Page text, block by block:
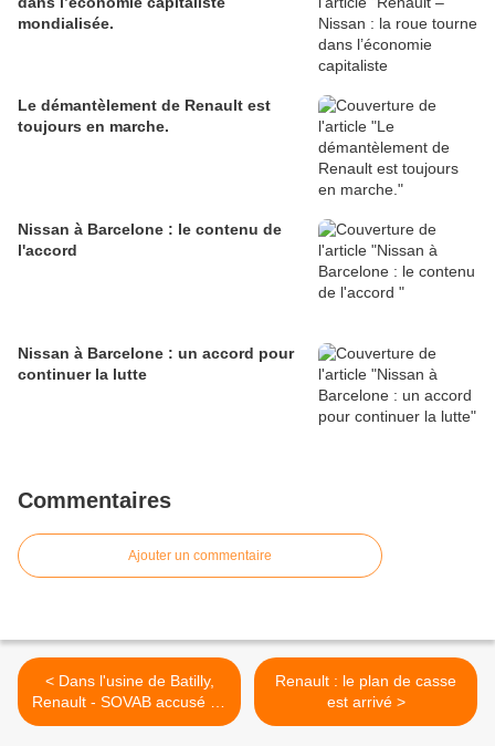
mondialisée.
Le démantèlement de Renault est
toujours en marche.
Nissan à Barcelone : le contenu de
l'accord
Nissan à Barcelone : un accord pour
continuer la lutte
Commentaires
Ajouter un commentaire
< Dans l'usine de Batilly,
Renault - SOVAB accusé de
ne pas appliquer les
Renault : le plan de casse
est arrivé >